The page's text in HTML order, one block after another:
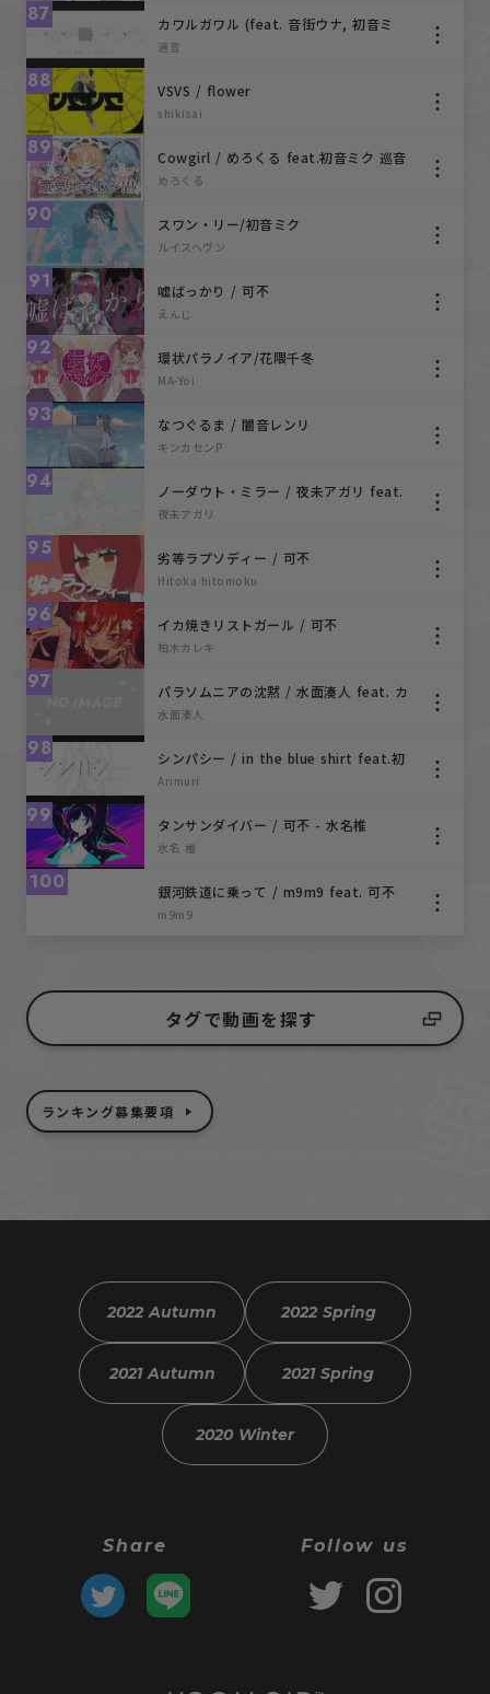
87
カワルガワル (feat. 音街ウナ, 初音ミ
ク) Official Music Video
過言
88 VSVS / flower
shikisai
89
Cowgirl / めろくる feat.初音ミク 巡音
ルカ 鏡音リン
めろくる
90 スワン・リー/初音ミク
ルイスヘヴン
91 嘘ばっかり / 可不
えんじ
92 環状パラノイア/花隈千冬
MA-Yoi
93 なつぐるま / 闇音レンリ
キンカセンP
94
ノーダウト・ミラー / 夜未アガリ feat.
初音ミク
夜未アガリ
95 劣等ラプソディー / 可不
Hitoka hitomoku
96 イカ焼きリストガール / 可不
柏木カレキ
97
パラソムニアの沈黙 / 水面湊人 feat. カ
ゼヒキ × ゲキヤク
水面湊人
98
シンパシー / in the blue shirt feat.初
音ミク
Arimuri
99 タンサンダイバー / 可不 - 水名椎
水名 椎
100
銀河鉄道に乗って / m9m9 feat. 可不
(KAFU)
m9m9
タグで動画を探す
ランキング募集要項
2022 Autumn 2022 Spring
2021 Autumn 2021 Spring
2020 Winter
Share Follow us